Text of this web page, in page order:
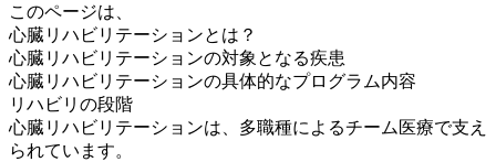
このページは、
心臓リハビリテーションとは？
心臓リハビリテーションの対象となる疾患
心臓リハビリテーションの具体的なプログラム内容
リハビリの段階
心臓リハビリテーションは、多職種によるチーム医療で支え
られています。